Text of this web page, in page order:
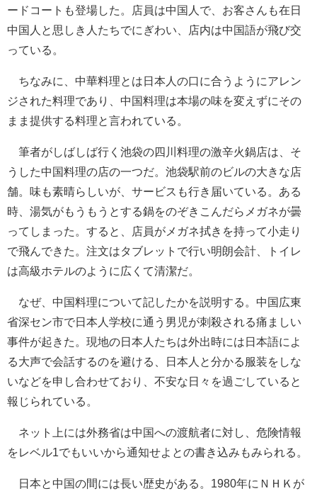
ードコートも登場した。店員は中国人で、お客さんも在日
中国人と思しき人たちでにぎわい、店内は中国語が飛び交
っている。
ちなみに、中華料理とは日本人の口に合うようにアレン
ジされた料理であり、中国料理は本場の味を変えずにその
まま提供する料理と言われている。
筆者がしばしば行く池袋の四川料理の激辛火鍋店は、そ
うした中国料理の店の一つだ。池袋駅前のビルの大きな店
舗。味も素晴らしいが、サービスも行き届いている。ある
時、湯気がもうもうとする鍋をのぞきこんだらメガネが曇
ってしまった。すると、店員がメガネ拭きを持って小走り
で飛んできた。注文はタブレットで行い明朗会計、トイレ
は高級ホテルのように広くて清潔だ。
なぜ、中国料理について記したかを説明する。中国広東
省深セン市で日本人学校に通う男児が刺殺される痛ましい
事件が起きた。現地の日本人たちは外出時には日本語によ
る大声で会話するのを避ける、日本人と分かる服装をしな
いなどを申し合わせており、不安な日々を過ごしていると
報じられている。
ネット上には外務省は中国への渡航者に対し、危険情報
をレベル1でもいいから通知せよとの書き込みもみられる。
日本と中国の間には長い歴史がある。1980年にＮＨＫが